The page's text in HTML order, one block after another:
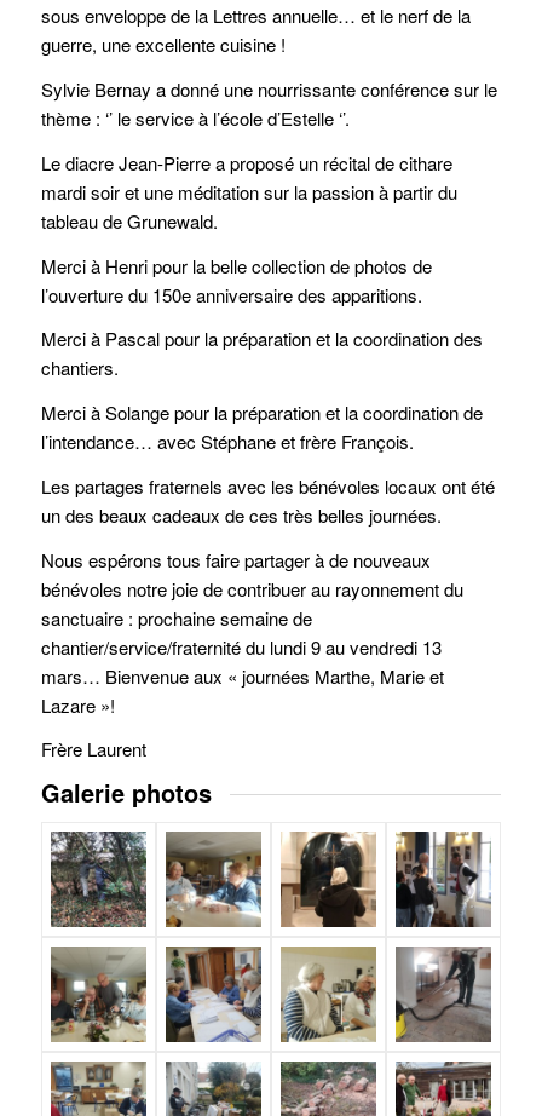
sous enveloppe de la Lettres annuelle… et le nerf de la
guerre, une excellente cuisine !
Sylvie Bernay a donné une nourrissante conférence sur le
thème : ‘’ le service à l’école d’Estelle ‘’.
Le diacre Jean-Pierre a proposé un récital de cithare
mardi soir et une méditation sur la passion à partir du
tableau de Grunewald.
Merci à Henri pour la belle collection de photos de
l’ouverture du 150e anniversaire des apparitions.
Merci à Pascal pour la préparation et la coordination des
chantiers.
Merci à Solange pour la préparation et la coordination de
l’intendance… avec Stéphane et frère François.
Les partages fraternels avec les bénévoles locaux ont été
un des beaux cadeaux de ces très belles journées.
Nous espérons tous faire partager à de nouveaux
bénévoles notre joie de contribuer au rayonnement du
sanctuaire : prochaine semaine de
chantier/service/fraternité du lundi 9 au vendredi 13
mars… Bienvenue aux « journées Marthe, Marie et
Lazare »!
Frère Laurent
Galerie photos